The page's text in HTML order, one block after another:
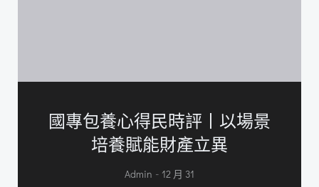
國專包養心得民時評丨以場景
培養賦能財產立異
Admin - 12 月 31